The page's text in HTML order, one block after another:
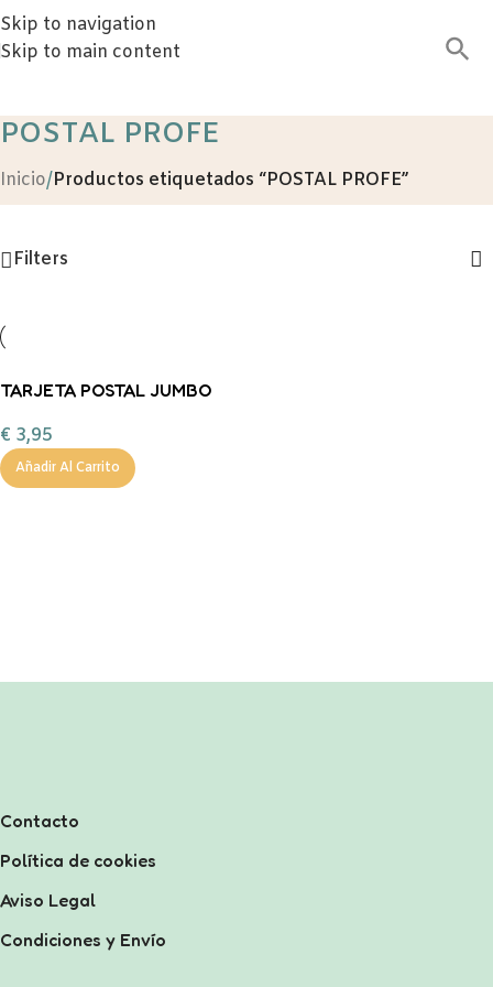
Skip to navigation
Skip to main content
POSTAL PROFE
Inicio/Productos etiquetados “POSTAL PROFE”
Filters
TARJETA POSTAL JUMBO
€ 3,95
Añadir Al Carrito
Contacto
Política de cookies
Aviso Legal
Condiciones y Envío